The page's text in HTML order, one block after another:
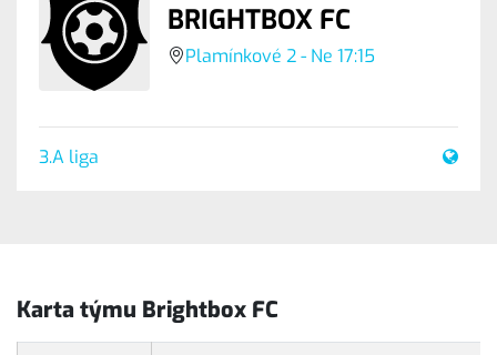
BRIGHTBOX FC
Plamínkové 2 - Ne 17:15
3.A liga
Karta týmu Brightbox FC